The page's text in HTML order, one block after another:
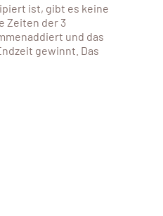
ist, gibt es keine
Zeiten der 3
und das
gewinnt. Das